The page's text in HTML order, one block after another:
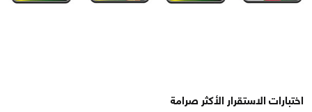
اختبارات الاستقرار الأكثر صرامة